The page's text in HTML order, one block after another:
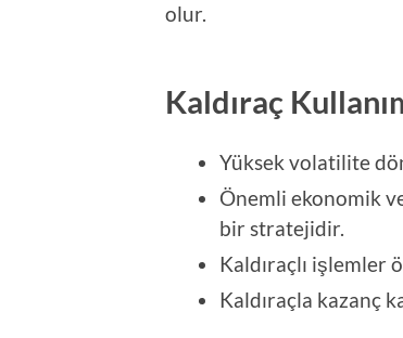
olur.
Kaldıraç
Yüksek volatilite
Önemli ekonomik
bir stratejidir.
Kaldıraçlı işlemler
Kaldıraçla kazanç